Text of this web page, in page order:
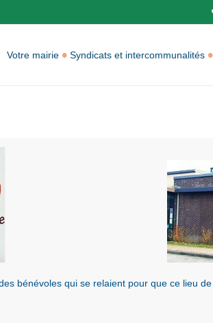
Votre mairie Syndicats et intercommunalités
bénévoles qui se relaient pour que ce lieu